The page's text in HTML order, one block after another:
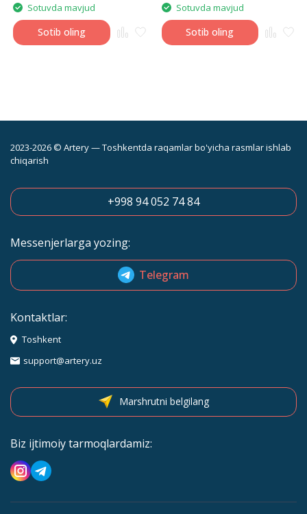
Sotuvda mavjud
Sotib oling
Sotuvda mavjud
Sotib oling
2023-2026 © Artery — Toshkentda raqamlar bo'yicha rasmlar ishlab
chiqarish
+998 94 052 74 84
Messenjerlarga yozing:
Telegram
Kontaktlar:
Toshkent
support@artery.uz
Marshrutni belgilang
Biz ijtimoiy tarmoqlardamiz: